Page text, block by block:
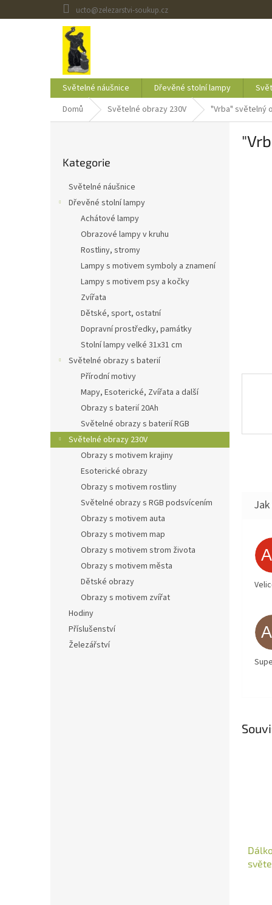
na
ucto@zelezarstvi-soukup.cz
Světelné náušnice Dřevěné stolní lampy
Domů
Světelné obrazy 230V "Vrba" světelný
kategorie
Kategorie
Světelné náušnice
Dřevěné stolní lampy
Achátové lampy
Obrazové lampy v kruhu
Rostliny, stromy
Lampy s motivem symboly a znamení
Lampy s motivem psy a kočky
Zvířata
Dětské, sport, ostatní
Dopravní prostředky, památky
Stolní lampy velké 31x31 cm
Světelné obrazy s baterií
Přírodní motivy
Mapy, Esoterické, Zvířata a další
Obrazy s baterií 20Ah
Světelné obrazy s baterií RGB
Světelné obrazy 230V
Obrazy s motivem krajiny
Esoterické obrazy
Obrazy s motivem rostliny
Světelné obrazy s RGB podsvícením
Obrazy s motivem auta
Obrazy s motivem map
Obrazy s motivem strom života
Obrazy s motivem města
Dětské obrazy
Obrazy s motivem zvířat
Hodiny
Příslušenství
Železářství